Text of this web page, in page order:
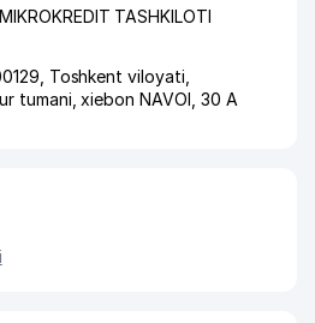
TASHKILOTI
Toshkent viloyati
tumani ,xiеbon NAVOI , 30 А